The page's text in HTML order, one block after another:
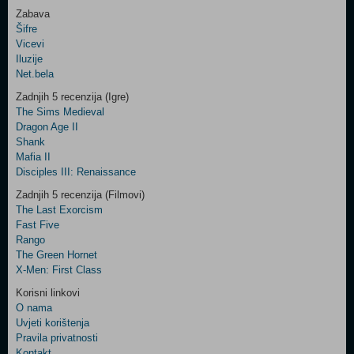
Control
Two
Newsletter
Control
Field
Three
Zabava
Šifre
Vicevi
Iluzije
Net.bela
Zadnjih 5 recenzija (Igre)
The Sims Medieval
Dragon Age II
Shank
Mafia II
Disciples III: Renaissance
Zadnjih 5 recenzija (Filmovi)
The Last Exorcism
Fast Five
Rango
The Green Hornet
X-Men: First Class
Korisni linkovi
O nama
Uvjeti korištenja
Pravila privatnosti